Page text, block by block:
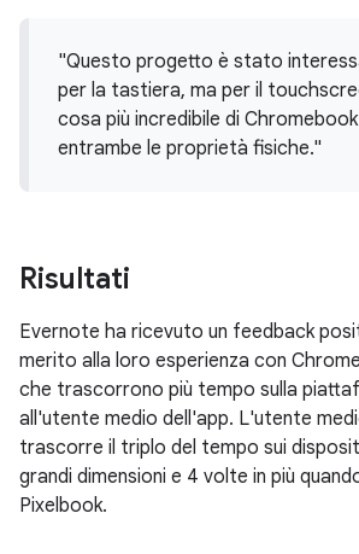
"Questo progetto è stato
per la tastiera, ma per il
cosa più incredibile di
entrambe le proprietà fisiche."
Risultati
Evernote ha ricevuto un feedback
merito alla loro esperienza con
che trascorrono più tempo sulla
all'utente medio dell'app. L'utente
trascorre il triplo del tempo sui
grandi dimensioni e 4 volte in più
Pixelbook.